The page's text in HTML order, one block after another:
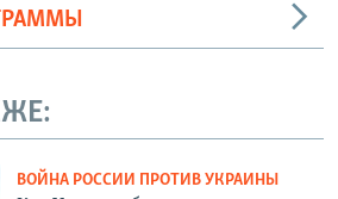
ВОЙНА РОССИИ ПРОТИВ УКРАИНЫ